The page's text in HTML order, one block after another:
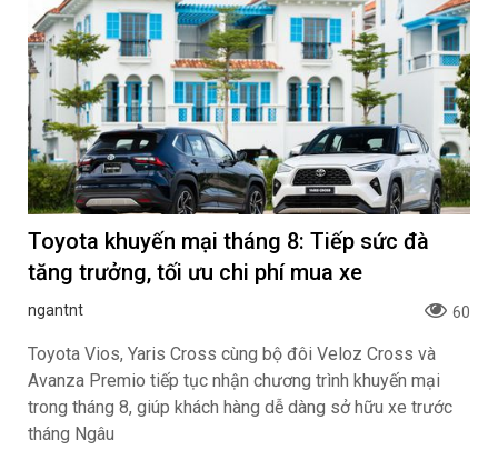
Toyota khuyến mại tháng 8: Tiếp sức đà
tăng trưởng, tối ưu chi phí mua xe
ngantnt 60
Toyota Vios, Yaris Cross cùng bộ đôi Veloz Cross và
Avanza Premio tiếp tục nhận chương trình khuyến mại
trong tháng 8, giúp khách hàng dễ dàng sở hữu xe trước
tháng Ngâu